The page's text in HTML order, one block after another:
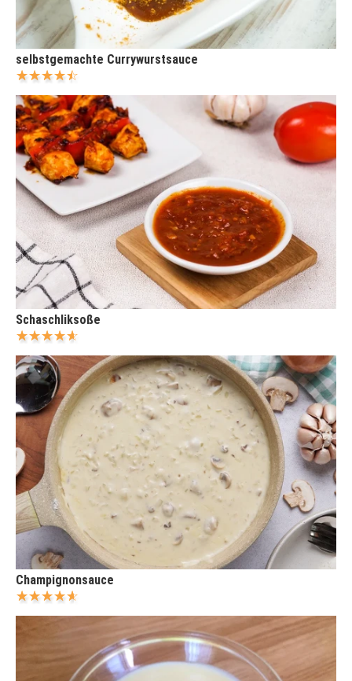
selbstgemachte Currywurstsauce
Schaschliksoße
Champignonsauce